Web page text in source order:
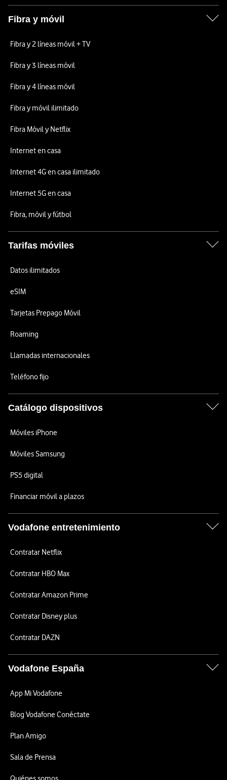
Fibra y móvil
Fibra y 2 líneas móvil + TV
Fibra y 3 líneas móvil
Fibra y 4 líneas móvil
Fibra y móvil ilimitado
Fibra Móvil y Netflix
Internet en casa
Internet 4G en casa ilimitado
Internet 5G en casa
Fibra, móvil y fútbol
Tarifas móviles
Datos ilimitados
eSIM
Tarjetas Prepago Móvil
Roaming
Llamadas internacionales
Teléfono fijo
Catálogo dispositivos
Móviles iPhone
Móviles Samsung
PS5 digital
Financiar móvil a plazos
Vodafone entretenimiento
Contratar Netflix
Contratar HBO Max
Contratar Amazon Prime
Contratar Disney plus
Contratar DAZN
Vodafone España
App Mi Vodafone
Blog Vodafone Conéctate
Plan Amigo
Sala de Prensa